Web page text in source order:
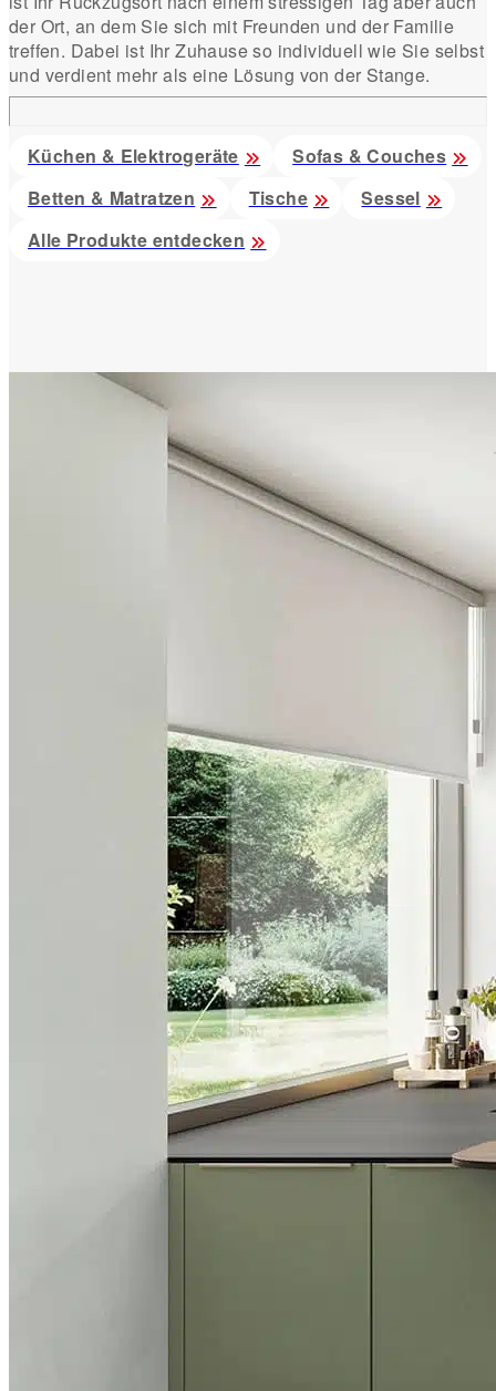
der Ort, an dem Sie sich mit Freunden und der Familie
treffen. Dabei ist Ihr Zuhause so individuell wie Sie selbst
und verdient mehr als eine Lösung von der Stange.
Küchen & Elektrogeräte
Sofas & Couches
Betten & Matratzen
Tische
Sessel
Alle Produkte entdecken